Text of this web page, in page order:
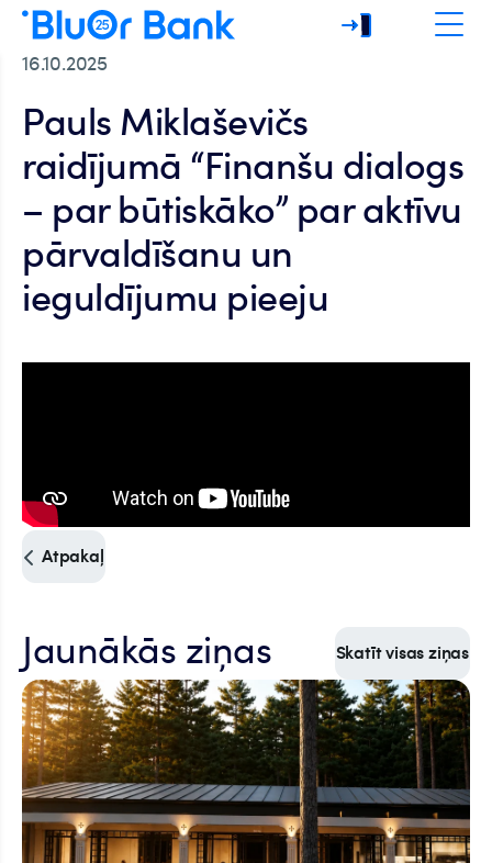
16.10.2025
Pauls Miklaševičs
raidījumā “Finanšu dialogs
– par būtiskāko” par aktīvu
pārvaldīšanu un
ieguldījumu pieeju
Atpakaļ
Jaunākās ziņas Skatīt visas ziņas